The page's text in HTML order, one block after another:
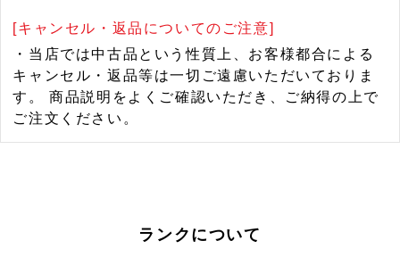
[キャンセル・返品についてのご注意]
・当店では中古品という性質上、お客様都合による
キャンセル・返品等は一切ご遠慮いただいておりま
す。 商品説明をよくご確認いただき、ご納得の上で
ご注文ください。
ランクについて